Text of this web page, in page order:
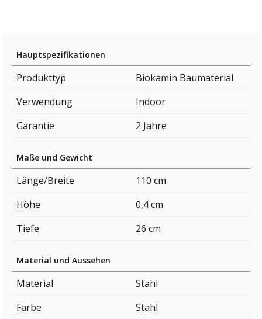
Hauptspezifikationen
Produkttyp
Biokamin Baumaterial
Verwendung
Indoor
Garantie
2 Jahre
Maße und Gewicht
Länge/Breite
110 cm
Höhe
0,4 cm
Tiefe
26 cm
Material und Aussehen
Material
Stahl
Farbe
Stahl